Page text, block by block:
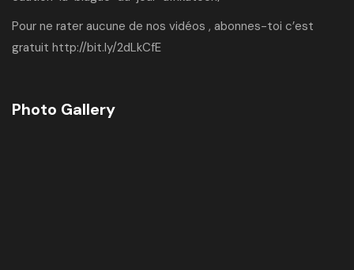
Pour ne rater aucune de nos vidéos , abonnes-toi c’est
gratuit http://bit.ly/2dLkCfE
Photo Gallery